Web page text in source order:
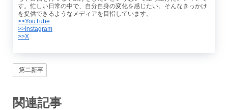
す。忙しい日常の中で、自分自身の変化を感じたい。そんなきっかけ
を提供できるようなメディアを目指しています。
>>YouTube
>>Instagram
>>X
第二新卒
関連記事